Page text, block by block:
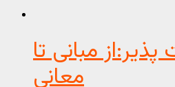
مبانی تا
معانی